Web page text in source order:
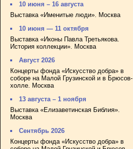
10 июня – 16 августа
Выставка «Именитые люди». Москва
10 июня — 11 октября
Выставка «Иконы Павла Третьякова.
История коллекции». Москва
Август 2026
Концерты фонда «Искусство добра» в
соборе на Малой Грузинской и в Брюсов-
холле. Москва
13 августа – 1 ноября
Выставка «Елизаветинская Библия».
Москва
Сентябрь 2026
Концерты фонда «Искусство добра» в